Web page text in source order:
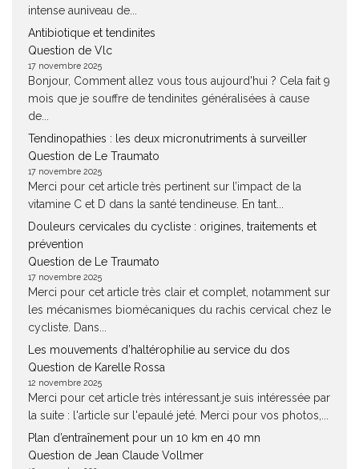
intense auniveau de...
Antibiotique et tendinites
Question de Vlc
17 novembre 2025
Bonjour, Comment allez vous tous aujourd'hui ? Cela fait 9
mois que je souffre de tendinites généralisées à cause
de...
Tendinopathies : les deux micronutriments à surveiller
Question de Le Traumato
17 novembre 2025
Merci pour cet article très pertinent sur l’impact de la
vitamine C et D dans la santé tendineuse. En tant...
Douleurs cervicales du cycliste : origines, traitements et
prévention
Question de Le Traumato
17 novembre 2025
Merci pour cet article très clair et complet, notamment sur
les mécanismes biomécaniques du rachis cervical chez le
cycliste. Dans...
Les mouvements d’haltérophilie au service du dos
Question de Karelle Rossa
12 novembre 2025
Merci pour cet article très intéressant.je suis intéressée par
la suite : l'article sur l'epaulé jeté. Merci pour vos photos,...
Plan d’entraînement pour un 10 km en 40 mn
Question de Jean Claude Vollmer